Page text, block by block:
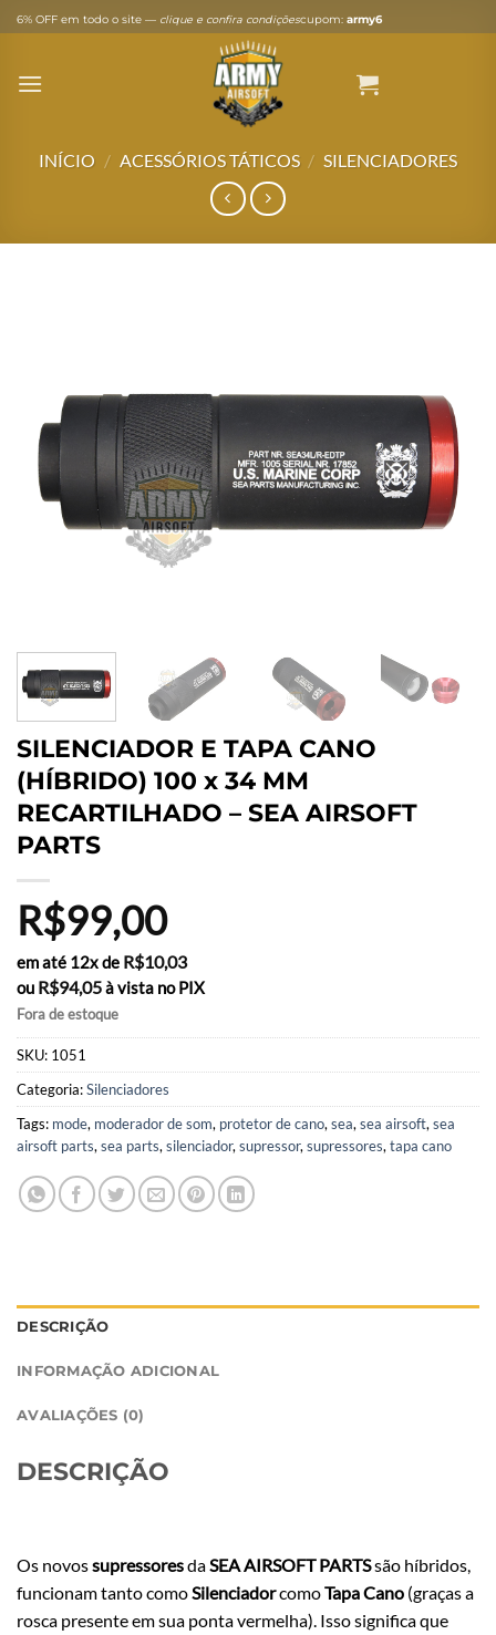
Skip
to
6% OFF em todo o site — clique e confira condiçõescupom: army6
INÍCIO / ACESSÓRIOS TÁTICOS / SILENCIADORES
SILENCIADOR E TAPA CANO
(HÍBRIDO) 100 x 34 MM
RECARTILHADO – SEA AIRSOFT
PARTS
R$99,00
em até 12x de R$10,03
ou R$94,05à vista no PIX
Fora de estoque
SKU: 1051
Categoria:Silenciadores
Tags: mode, moderador de som, protetor de cano, sea, sea airsoft, sea
airsoft parts, sea parts, silenciador, supressor, supressores, tapa cano
DESCRIÇÃO
INFORMAÇÃO ADICIONAL
AVALIAÇÕES (0)
DESCRIÇÃO
Os novossupressoresdaSEA AIRSOFT PARTSsão híbridos,
funcionam tanto comoSilenciadorcomoTapa Cano (graças a
rosca presente em sua ponta vermelha). Isso significa que